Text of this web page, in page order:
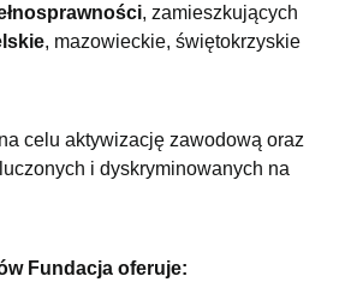
, zamieszkujących
, mazowieckie, świętokrzyskie
celu aktywizację zawodową oraz
i dyskryminowanych na
Fundacja oferuje: